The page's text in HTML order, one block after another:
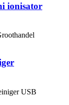
ionisator